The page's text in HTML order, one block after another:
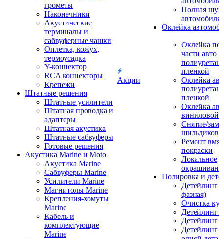
грометы
Наконечники
Акустические
терминалы и
сабвуферные чашки
Оплетка, кожух,
термоусадка
Y-коннектор
RCA коннекторы
Крепежи
Штатные решения
Штатные усилители
Штатная проводка и
адаптеры
Штатная акустика
Штатные сабвуферы
Готовые решения
Акустика Marine и Moto
Акустика Marine
Сабвуферы Marine
Усилители Marine
Магнитолы Marine
Крепления-хомуты
Marine
Кабель и
комплектующие
Marine
Акции
Полная
Оклейка
Оклейка
части авто
пленкой
Оклейка
пленкой
Оклейка
Снятие/
шильдиков
Ремонт
покраски
Локальное
Полировка и
фазная)
Очистка
Детейлинг